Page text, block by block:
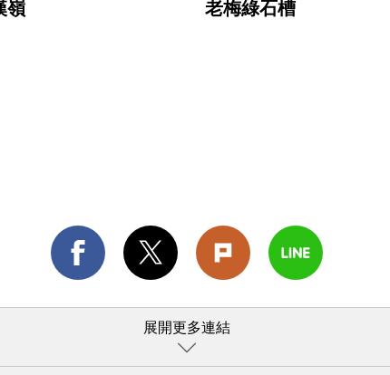
嶺 老梅綠石槽
展開更多連結